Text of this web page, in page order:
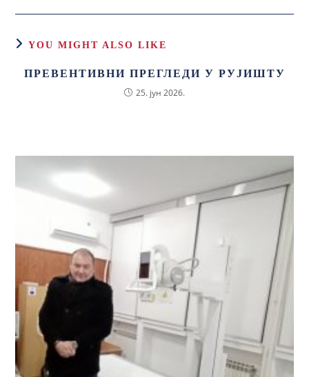
YOU MIGHT ALSO LIKE
ПРЕВЕНТИВНИ ПРЕГЛЕДИ У РУЈИШТУ
25. јун 2026.